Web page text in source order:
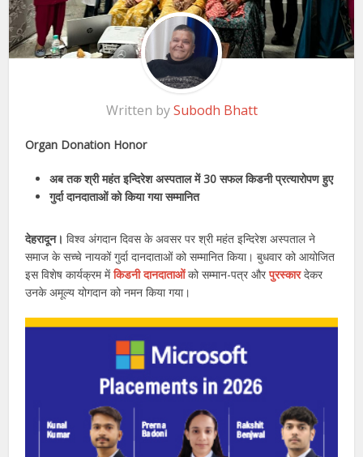
Written bySubodh Bhatt
Organ Donation Honor
अब तक श्री महंत इन्दिरेश अस्पताल में 30 सफल किडनी प्रत्यारोपण हुए
गुर्दा दानदाताओं को किया गया सम्मानित
देहरादून। विश्व अंगदान दिवस के अवसर पर श्री महंत इन्दिरेश अस्पताल ने
समाज के सच्चे नायकों गुर्दा दानदाताओं को सम्मानित किया। बुधवार को आयोजित
इस विशेष कार्यक्रम में किडनी दानदाताओंको सम्मान-पत्र औरपुरस्कारदेकर
उनके अमूल्य योगदान को नमन किया गया।